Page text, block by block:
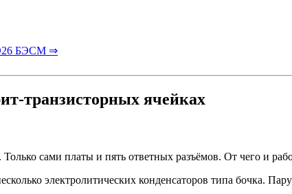
БЭСМ ⇒
транзисторных ячейках
. Только сами платы и пять ответных разъёмов. От чего и
электролитических конденсаторов типа бочка.